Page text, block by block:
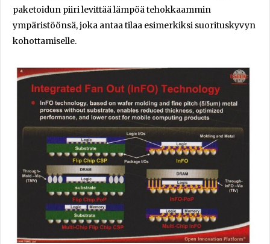
paketoidun piiri levittää lämpöä tehokkaammin
ympäristöönsä, joka antaa tilaa esimerkiksi suorituskyvyn
kohottamiselle.